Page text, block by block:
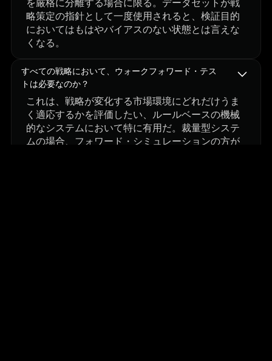
を厳格に分離する場合に限る。データセットが戦
略策定の指針として一度使用されると、検証目的
においてはもはやバイアスのない状態とは言えな
くなる。
すべての戦略において、ウォークフォワード・テス
トは必要なのか？
これは、戦略が変化する市場環境にどれだけうま
く適応するかを評価したい、ルールベースの機械
的なシステムにおいて特に有用だ。裁量型システ
ムの場合、フォワード・シミュレーションの方が